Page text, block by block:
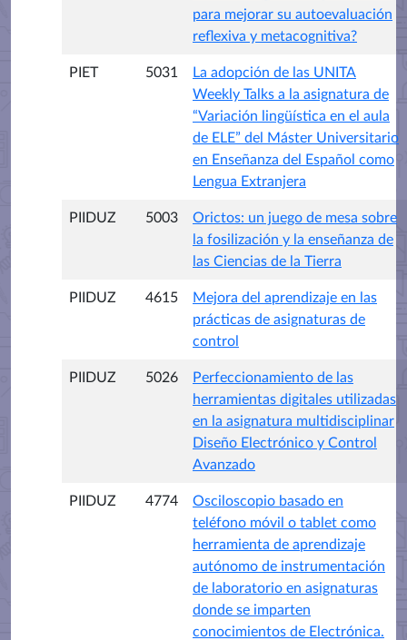
para mejorar su autoevaluación
reflexiva y metacognitiva?
PIET 5031
La adopción de las UNITA
Weekly Talks a la asignatura de
“Variación lingüística en el aula
de ELE” del Máster Universitario
en Enseñanza del Español como
Lengua Extranjera
PIIDUZ 5003
Orictos: un juego de mesa sobre
la fosilización y la enseñanza de
las Ciencias de la Tierra
PIIDUZ 4615
Mejora del aprendizaje en las
prácticas de asignaturas de
control
PIIDUZ 5026
Perfeccionamiento de las
herramientas digitales utilizadas
en la asignatura multidisciplinar
Diseño Electrónico y Control
Avanzado
PIIDUZ 4774
Osciloscopio basado en
teléfono móvil o tablet como
herramienta de aprendizaje
autónomo de instrumentación
de laboratorio en asignaturas
donde se imparten
conocimientos de Electrónica.